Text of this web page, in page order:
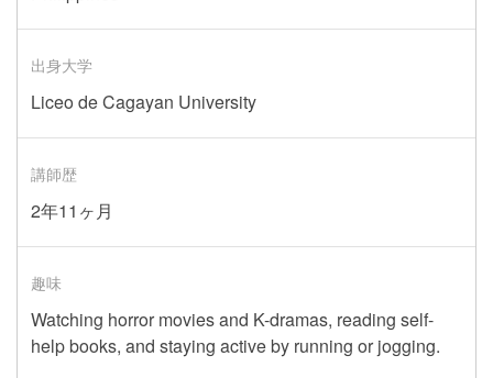
出身大学
Liceo de Cagayan University
講師歴
2年11ヶ月
趣味
Watching horror movies and K-dramas, reading self-
help books, and staying active by running or jogging.